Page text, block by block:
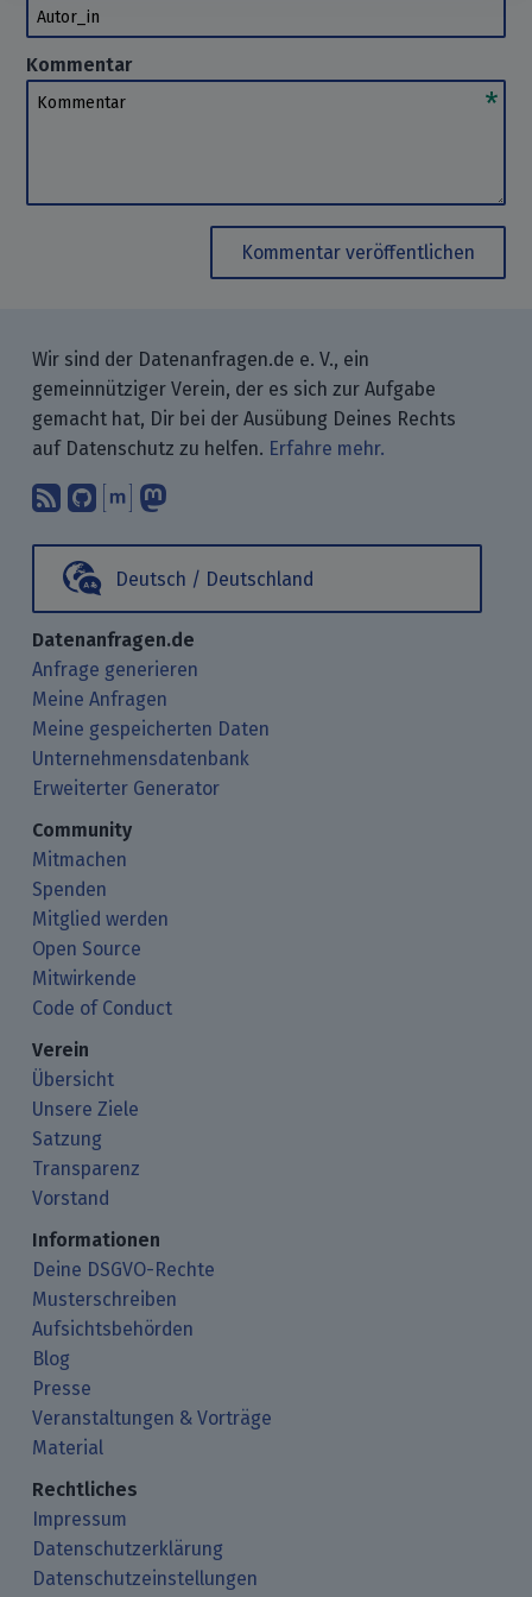
Autor_in
Kommentar
Kommentar
Kommentar veröffentlichen
Wir sind der Datenanfragen.de e. V., ein
gemeinnütziger Verein, der es sich zur Aufgabe
gemacht hat, Dir bei der Ausübung Deines Rechts
auf Datenschutz zu helfen. Erfahre mehr.
Abonniere unsere Blogbeiträge mit
Finde uns bei GitHub.
Unterhalte Dich mit uns über
Deutsch / Deutschland
Datenanfragen.de
Anfrage generieren
Meine Anfragen
Meine gespeicherten Daten
Unternehmensdatenbank
Erweiterter Generator
Community
Mitmachen
Spenden
Mitglied werden
Open Source
Mitwirkende
Code of Conduct
Verein
Übersicht
Unsere Ziele
Satzung
Transparenz
Vorstand
Informationen
Deine DSGVO-Rechte
Musterschreiben
Aufsichtsbehörden
Blog
Presse
Veranstaltungen & Vorträge
Material
Rechtliches
Impressum
Datenschutzerklärung
Datenschutzeinstellungen